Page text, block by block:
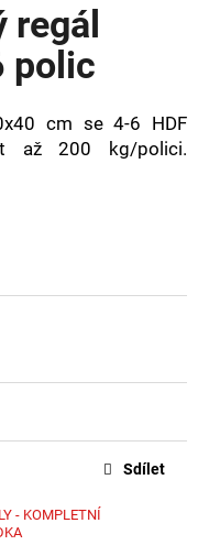
regál
polic
cm se 4-6 HDF
až 200 kg/polici.
- KOMPLETNÍ
Sdílet